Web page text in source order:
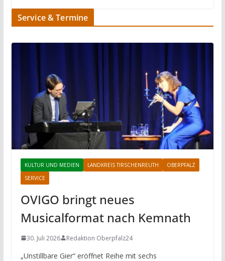
Service & Termine
KULTUR UND MEDIEN LANDKREIS TIRSCHENREUTH
OBERPFALZ
SERVICE
OVIGO bringt neues
Musicalformat nach Kemnath
30. Juli 2026 Redaktion Oberpfalz24
„Unstillbare Gier“ eröffnet Reihe mit sechs